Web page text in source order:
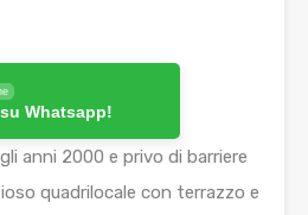
Whatsapp!
anni 2000 e privo di barriere
quadrilocale con terrazzo e